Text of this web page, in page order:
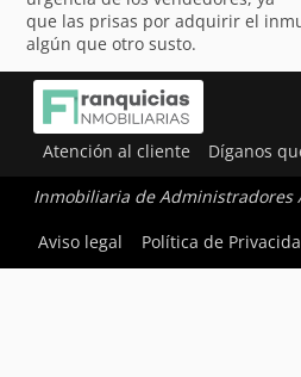
que las prisas por adquirir el
algún que otro susto.
Atención al cliente Díganos
Inmobiliaria de Administradores
Aviso legal
Política de